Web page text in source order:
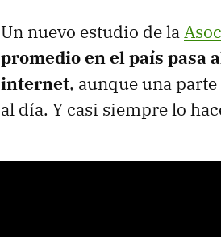
Un nuevo estudio de la
promedio en el país pasa
internet, aunque una
al día. Y casi siempre lo